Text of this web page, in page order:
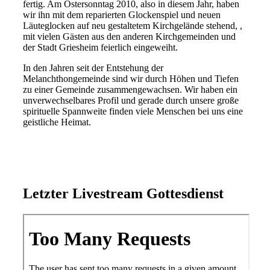
fertig. Am Ostersonntag 2010, also in diesem Jahr, haben
wir ihn mit dem reparierten Glockenspiel und neuen
Läuteglocken auf neu gestaltetem Kirchgelände stehend, ,
mit vielen Gästen aus den anderen Kirchgemeinden und
der Stadt Griesheim feierlich eingeweiht.
In den Jahren seit der Entstehung der
Melanchthongemeinde sind wir durch Höhen und Tiefen
zu einer Gemeinde zusammengewachsen. Wir haben ein
unverwechselbares Profil und gerade durch unsere große
spirituelle Spannweite finden viele Menschen bei uns eine
geistliche Heimat.
Letzter Livestream Gottesdienst